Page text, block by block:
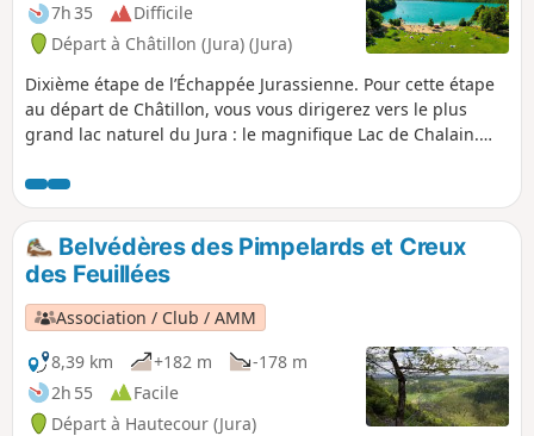
7h 35
Difficile
Départ à Châtillon (Jura) (Jura)
Dixième étape de l’Échappée Jurassienne. Pour cette étape
au départ de Châtillon, vous vous dirigerez vers le plus
grand lac naturel du Jura : le magnifique Lac de Chalain.
s’offre à vous dans toute sa splendeur depuis le plateau,
offrant des panoramas à couper le souffle. Vous marcherez
ensuite à travers des paysages naturels époustouflants
avant d'atteindre Menétrux-en-Joux, situé à proximité des
célèbres Cascades du Hérisson. Une aventure où chaque
pas vous dévoilera des décors enchanteurs et variés !
Belvédères des Pimpelards et Creux
des Feuillées
Association / Club / AMM
8,39 km
+182 m
-178 m
2h 55
Facile
Départ à Hautecour (Jura)